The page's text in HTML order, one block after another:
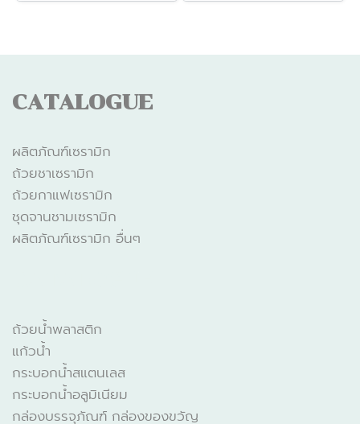
CATALOGUE
ผลิตภัณฑ์เซรามิก
ถ้วยชาเซรามิก
ถ้วยกาแฟเซรามิก
ชุดจานชามเซรามิก
ผลิตภัณฑ์เซรามิก อื่นๆ
ถ้วยน้ำพลาสติก
แก้วน้ำ
กระบอกน้ำสแตนเลส
กระบอกน้ำอลูมิเนียม
กล่องบรรจุภัณฑ์ กล่องของขวัญ